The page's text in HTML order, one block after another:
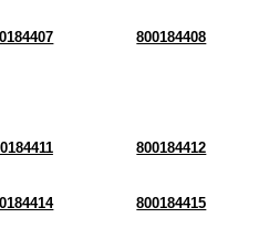
800184408
800184412
800184415